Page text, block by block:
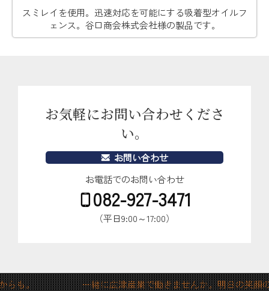
スミレイを使用。迅速対応を可能にする吸着型オイルフ
ェンス。谷口商会株式会社様の製品です。
お気軽にお問い合わせくださ
い。
お問い合わせ
お電話でのお問い合わせ
082-927-3471
（平日9:00～17:00）
化からも。 一緒に広津産業で働きませんか。明日の